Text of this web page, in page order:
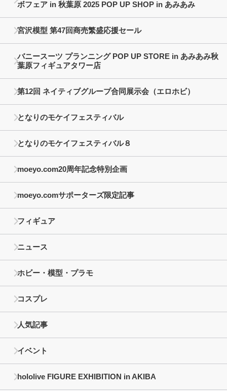
ボフェア in 秋葉原 2025 POP UP SHOP in あみあみ
宮沢模型 第47回商売繁盛応援セール
バニースーツ プランニング POP UP STORE in あみあみ秋
葉原フィギュアタワー店
第12回 ネイティブグループ合同展示会（エロホビ）
となりのモケイフェスティバル
となりのモケイフェスティバル８
moeyo.com20周年記念特別企画
moeyo.comサポーターズ限定記事
フィギュア
ニュース
ホビー・模型・プラモ
コスプレ
人気記事
イベント
hololive FIGURE EXHIBITION in AKIBA